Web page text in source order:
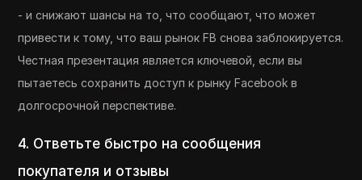
- и снижают шансы на то, что сообщают, что может
привести к тому, что ваш рынок FB снова заблокируется.
Честная презентация является ключевой, если вы
пытаетесь сохранить доступ к рынку Facebook в
долгосрочной перспективе.
4. Ответьте быстро на сообщения
покупателя и отзывы